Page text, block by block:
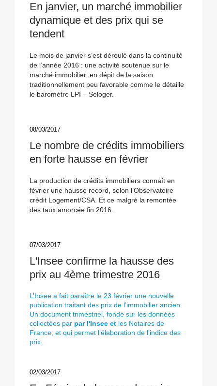
En janvier, un marché immobilier
dynamique et des prix qui se
tendent
Le mois de janvier s’est déroulé dans la continuité
de l’année 2016 : une activité soutenue sur le
marché immobilier, en dépit de la saison
traditionnellement peu favorable comme le détaille
le baromètre LPI – Seloger.
08/03/2017
Le nombre de crédits immobiliers
en forte hausse en février
La production de crédits immobiliers connaît en
février une hausse record, selon l’Observatoire
crédit Logement/CSA. Et ce malgré la remontée
des taux amorcée fin 2016.
07/03/2017
L'Insee confirme la hausse des
prix au 4ème trimestre 2016
L’Insee a fait paraître le 23 février une nouvelle
publication traitant des prix de l’immobilier ancien.
Un document trimestriel, fondé sur les données
collectées par par l'Insee et les Notaires de
France, et qui permet l’élaboration de l’indice des
prix.
02/03/2017